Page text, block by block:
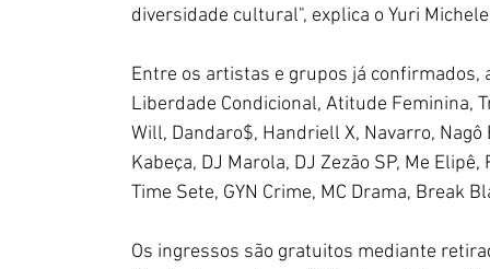
diversidade cultural", explica o Yuri
Entre os artistas e grupos já
Liberdade Condicional, Atitude Feminina,
Will, Dandaro$, Handriell X, Navarro,
Kabeça, DJ Marola, DJ Zezão SP, Me
Time Sete, GYN Crime, MC Drama, Break
Os ingressos são gratuitos mediante